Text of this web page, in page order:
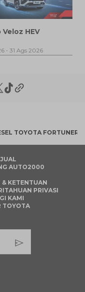
Veloz HEV
- 31 Ags 2026
TOYOTA FORTUNER:
AUTO2000
& KETENTUAN
PRIVASI
KAMI
TOYOTA